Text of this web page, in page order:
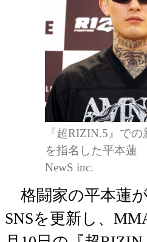
『超RIZIN.5』で
を指名した平本蓮
NewS inc.
格闘家の平本蓮
SNSを更新し、